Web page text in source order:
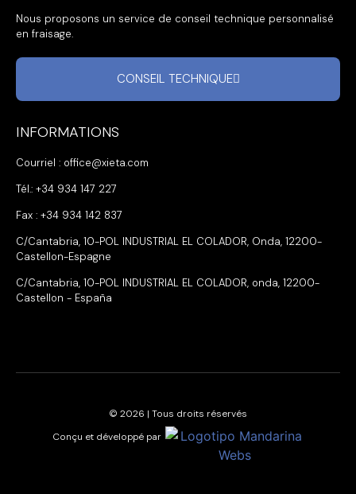
Nous proposons un service de conseil technique personnalisé
en fraisage.
CONSEIL TECHNIQUE
INFORMATIONS
Courriel : office@xieta.com
Tél.: +34 934 147 227
Fax : +34 934 142 837
C/Cantabria, 10-POL INDUSTRIAL EL COLADOR, Onda, 12200-
Castellon-Espagne
C/Cantabria, 10-POL INDUSTRIAL EL COLADOR, onda, 12200-
Castellon - España
© 2026 | Tous droits réservés
Conçu et développé par